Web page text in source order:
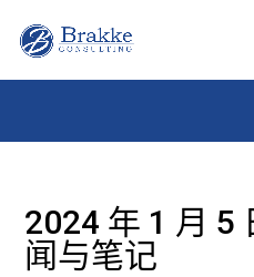
2024 年 1 月 5
闻与笔记